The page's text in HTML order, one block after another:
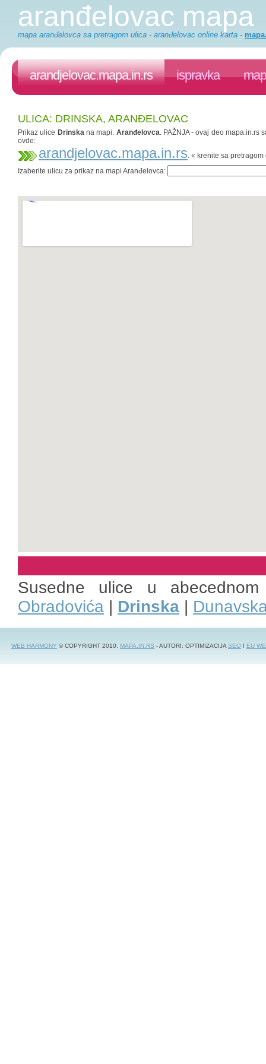
aranđelovac mapa
mapa aranđelovca sa pretragom ulica - aranđelovac online karta -
arandjelovac.mapa.in.rs ispravka
ULICA: DRINSKA, ARANĐELOVAC
Prikaz ulice Drinskana mapi. Aranđelovca. PAŽNJA - ovaj deo mapa.in.rs
ovde:
arandjelovac.mapa.in.rs. « krenite sa pretragom
Izaberite ulicu za prikaz na mapi Aranđelovca:
Susedne ulice u
Obradovića | Drinska |
WEB HARMONY © COPYRIGHT 2010. MAPA.IN.RS - AUTORI: OPTIMIZACIJASEO I EU